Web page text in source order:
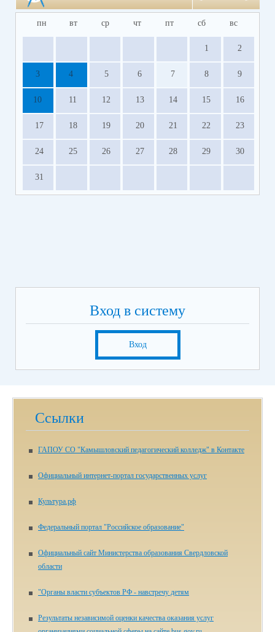
пн вт ср чт пт сб вс
1 2
3 4 5 6 7 8 9
10 11 12 13 14 15 16
17 18 19 20 21 22 23
24 25 26 27 28 29 30
31
Вход в систему
Вход
Ссылки
ГАПОУ СО "Камышловский педагогический колледж" в Контакте
Официальный интернет-портал государственных услуг
Культура.рф
Федеральный портал "Российское образование"
Официальный сайт Министерства образования Свердловской
области
"Органы власти субъектов РФ - навстречу детям
Результаты независимой оценки качества оказания услуг